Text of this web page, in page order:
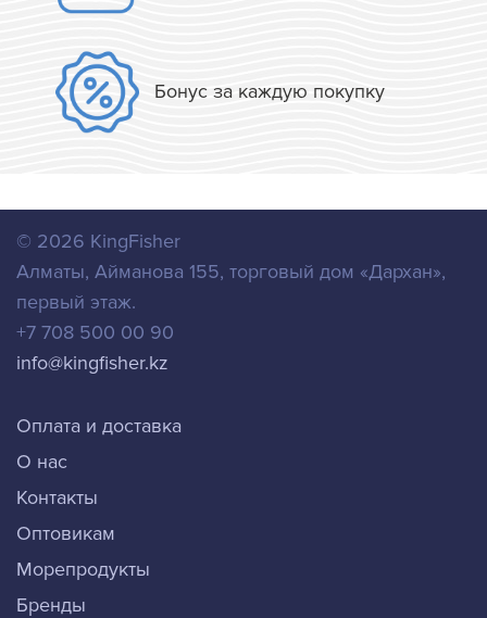
Бонус за каждую покупку
© 2026 KingFisher
Алматы, Айманова 155, торговый дом «Дархан»,
первый этаж.
+7 708 500 00 90
info@kingfisher.kz
Оплата и доставка
О нас
Контакты
Оптовикам
Морепродукты
Бренды